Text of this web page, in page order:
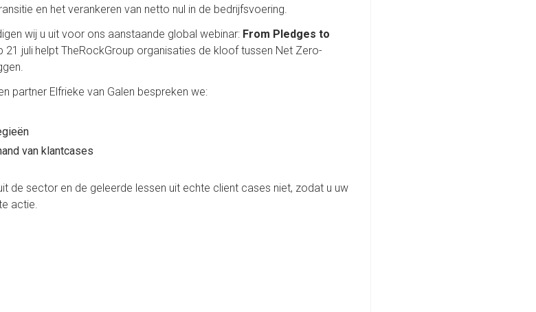
en het verankeren van netto nul in de bedrijfsvoering.
wij u uit voor ons aanstaande global webinar: From Pledges to
21 juli helpt TheRockGroup organisaties de kloof tussen Net Zero-
partner Elfrieke van Galen bespreken we:
van klantcases
de sector en de geleerde lessen uit echte client cases niet, zodat u uw
actie.